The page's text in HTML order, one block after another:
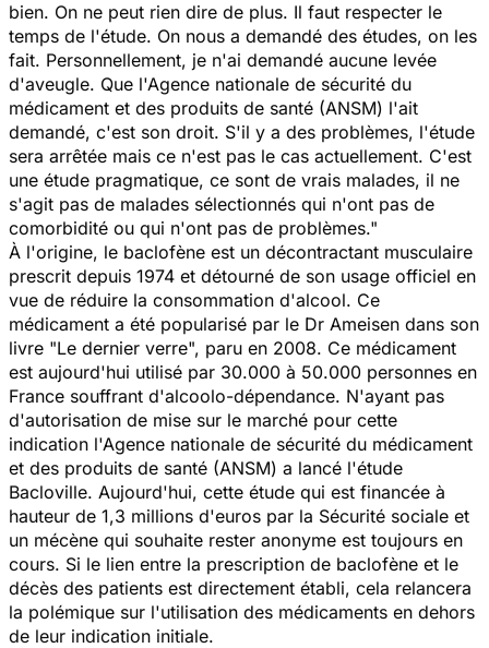
bien. On ne peut rien dire de plus. Il faut respecter le
temps de l'étude. On nous a demandé des études, on les
fait. Personnellement, je n'ai demandé aucune levée
d'aveugle. Que l'Agence nationale de sécurité du
médicament et des produits de santé (ANSM) l'ait
demandé, c'est son droit. S'il y a des problèmes, l'étude
sera arrêtée mais ce n'est pas le cas actuellement. C'est
une étude pragmatique, ce sont de vrais malades, il ne
s'agit pas de malades sélectionnés qui n'ont pas de
comorbidité ou qui n'ont pas de problèmes."
À l'origine, le baclofène est un décontractant musculaire
prescrit depuis 1974 et détourné de son usage officiel en
vue de réduire la consommation d'alcool. Ce
médicament a été popularisé par le Dr Ameisen dans son
livre "Le dernier verre", paru en 2008. Ce médicament
est aujourd'hui utilisé par 30.000 à 50.000 personnes en
France souffrant d'alcoolo-dépendance. N'ayant pas
d'autorisation de mise sur le marché pour cette
indication l'Agence nationale de sécurité du médicament
et des produits de santé (ANSM) a lancé l'étude
Bacloville. Aujourd'hui, cette étude qui est financée à
hauteur de 1,3 millions d'euros par la Sécurité sociale et
un mécène qui souhaite rester anonyme est toujours en
cours. Si le lien entre la prescription de baclofène et le
décès des patients est directement établi, cela relancera
la polémique sur l'utilisation des médicaments en dehors
de leur indication initiale.